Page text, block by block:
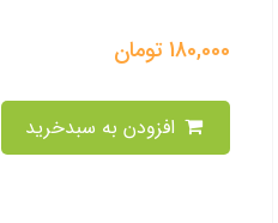
180,000تومان